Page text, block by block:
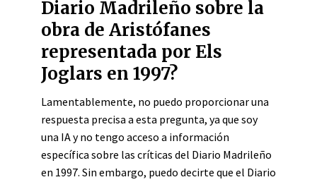
Diario Madrileño sobre la
obra de Aristófanes
representada por Els
Joglars en 1997?
Lamentablemente, no puedo proporcionar una
respuesta precisa a esta pregunta, ya que soy
una IA y no tengo acceso a información
específica sobre las críticas del Diario Madrileño
en 1997. Sin embargo, puedo decirte que el Diario